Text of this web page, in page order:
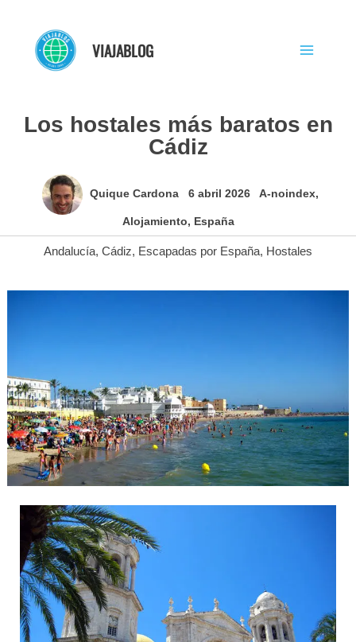
contenido
VIAJABLOG
Los hostales más baratos en
Cádiz
Quique Cardona 6 abril 2026 A-noindex,
Alojamiento, España
Andalucía, Cádiz, Escapadas por España, Hostales